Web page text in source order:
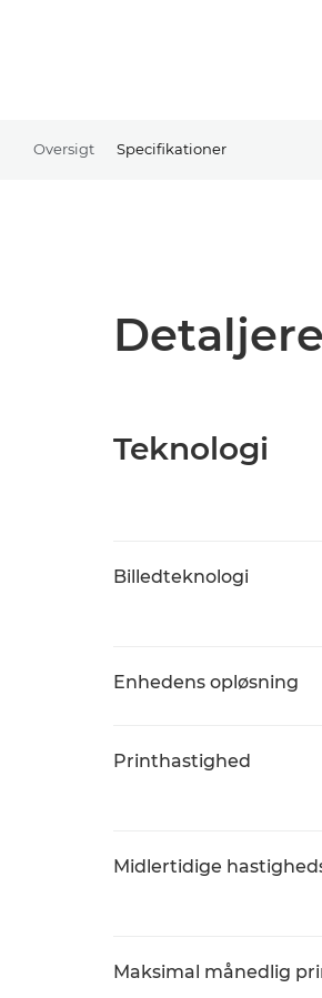
Oversigt Specifikationer
Teknologi
Billedteknologi
Enhedens opløsning
Printhastighed
Midlertidige
Maksimal månedlig